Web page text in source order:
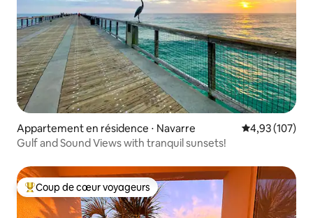
Appartement en résidence ⋅ Navarre Évaluation
4,93 (107)
Gulf and Sound Views with tranquil sunsets!
Coups de cœur voyageurs les plus appréciés
Coup de cœur voyageurs